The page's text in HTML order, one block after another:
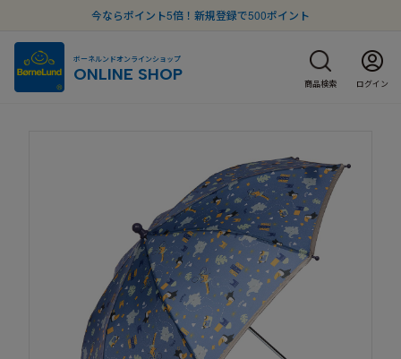
今ならポイント5倍！新規登録で500ポイント
ボーネルンドオンラインショップ
ONLINE SHOP 商品検索 ログイン